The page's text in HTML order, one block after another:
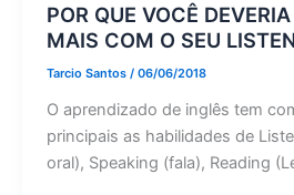
POR QUE VOCÊ
MAIS COM O SEU
Tarcio Santos / 06/06/2018
O aprendizado de inglês tem
principais as habilidades de
oral), Speaking (fala), Reading